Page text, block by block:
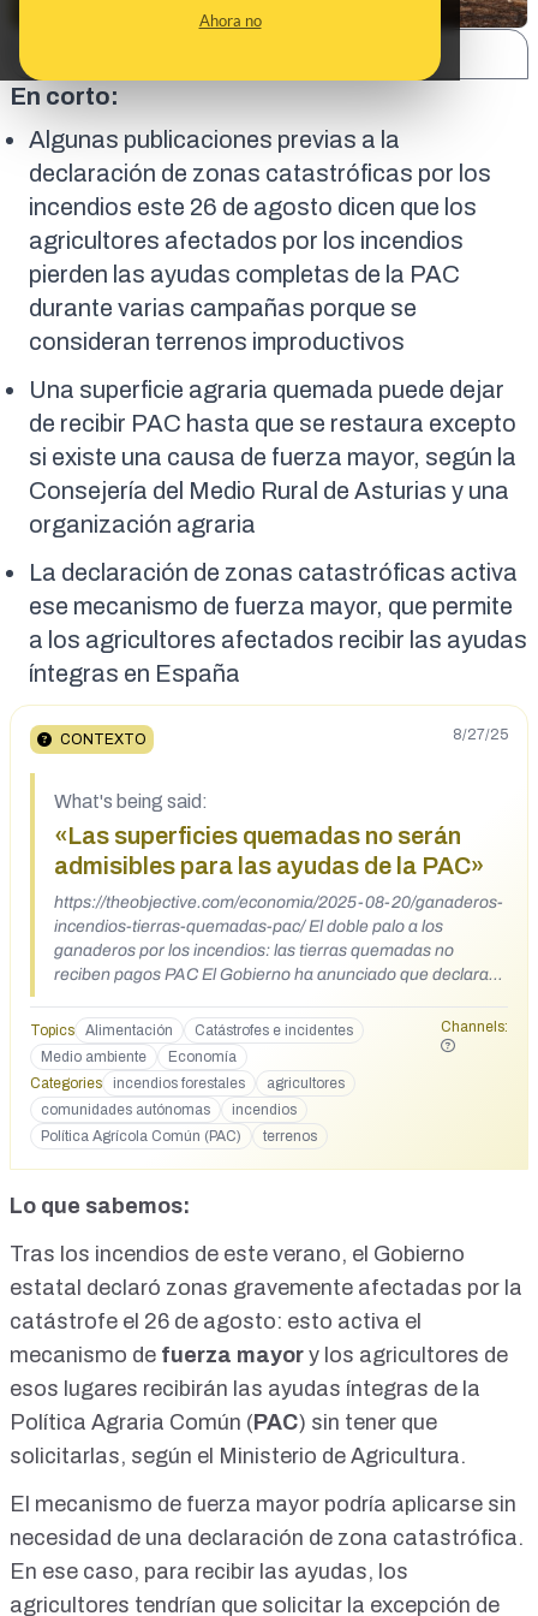
Ahora no
En corto:
Algunas publicaciones previas a la
declaración de zonas catastróficas por los
incendios este 26 de agosto dicen que los
agricultores afectados por los incendios
pierden las ayudas completas de la PAC
durante varias campañas porque se
consideran terrenos improductivos
Una superficie agraria quemada puede dejar
de recibir PAC hasta que se restaura excepto
si existe una causa de fuerza mayor, según la
Consejería del Medio Rural de Asturias y una
organización agraria
La declaración de zonas catastróficas activa
ese mecanismo de fuerza mayor, que permite
a los agricultores afectados recibir las ayudas
íntegras en España
CONTEXTO 8/27/25
What's being said:
«Las superficies quemadas no serán
admisibles para las ayudas de la PAC»
https://theobjective.com/economia/2025-08-20/ganaderos-
incendios-tierras-quemadas-pac/ El doble palo a los
ganaderos por los incendios: las tierras quemadas no
reciben pagos PAC El Gobierno ha anunciado que declarará
incendios Con esta situación, y con muchos de estos
incendios aún fuera de control, el sector primario clama
contra las trabas burocráticas que han generado las
legislaciones medioambientales de los últimos años. Unos
agricultores y ganaderos que se sienten doblemente
penalizados. Por un lado, se encuentran todas las pérdidas
comentadas anteriormente y por otro, las pérdidas a futuro.
excepcionalidad de estos fuegos, las explotaciones se
la Política Agraria Común (PAC), ya que las superficies
quemadas no serían admisibles para la campaña vigente ni
para las dos próximas. Terreno improductivo «Las pérdidas
son millonarias y tendremos otros problemas», asegura Luis
Cortés Isidro, coordinador estatal actual de la Unión de
Uniones de Agricultores y Ganaderos, en conversación con
el territorio quemado pasa a ser improductivo para no
fomentar que los ganaderos o agricultores quemen los
toda esa superficie quemada. «Esto es un drama, es el
alimento del ganado, se ha quemado pasto y los ganaderos
no se les va a permitir poner esa tierra de pasto para sus
animales en los próximos años», añade.
Topics Alimentación
Catástrofes e incidentes
Medio ambiente
Economía
Channels:
Categories incendios forestales
agricultores
comunidades autónomas
incendios
Política Agrícola Común (PAC)
terrenos
Lo que sabemos:
Tras los incendios de este verano, el Gobierno
estatal declaró zonas gravemente afectadas por la
catástrofe el 26 de agosto: esto activa el
mecanismo de fuerza mayor y los agricultores de
esos lugares recibirán las ayudas íntegras de la
Política Agraria Común ( PAC) sin tener que
solicitarlas, según el Ministerio de Agricultura.
El mecanismo de fuerza mayor podría aplicarse sin
necesidad de una declaración de zona catastrófica.
En ese caso, para recibir las ayudas, los
agricultores tendrían que solicitar la excepción de